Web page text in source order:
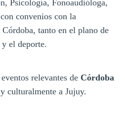
Psicología, Fonoaudióloga,
convenios con la
tanto en el plano de
el deporte.
relevantes de Córdoba
culturalmente a Jujuy.